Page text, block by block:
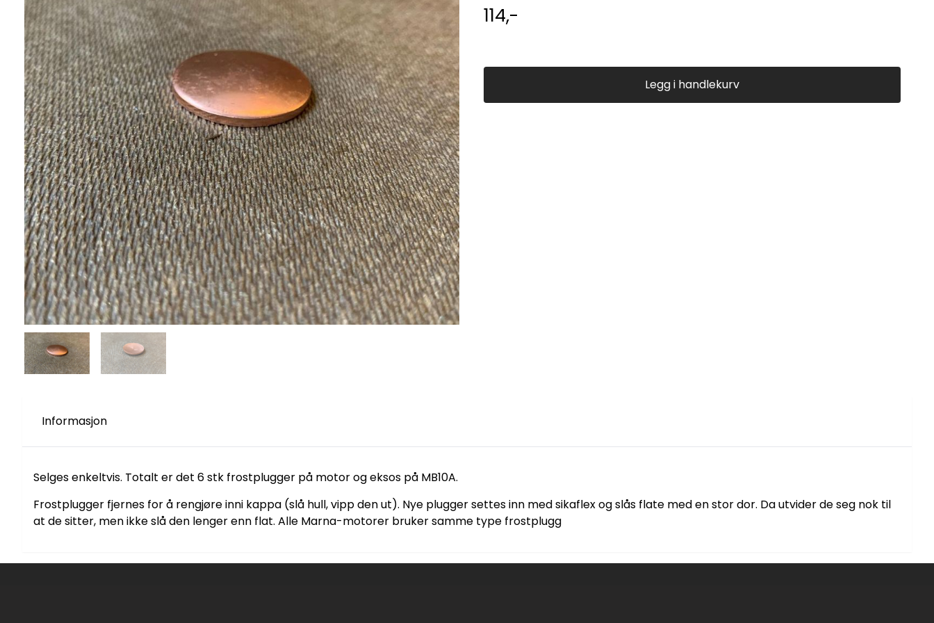
114,-
Legg i handlekurv
Informasjon
Selges enkeltvis. Totalt er det 6 stk frostplugger på motor og eksos på MB10A.
Frostplugger fjernes for å rengjøre inni kappa (slå hull, vipp den ut). Nye plugger settes inn med sikaflex og slås flate med en stor dor. Da utvider de seg nok til
at de sitter, men ikke slå den lenger enn flat. Alle Marna-motorer bruker samme type frostplugg